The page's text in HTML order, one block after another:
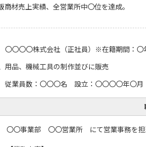
商材売上実績、全営業所中〇位を達成。
〇〇〇株式会社（正社員）※在籍期間：〇
品、機械工具の制作並びに販売
業員数：〇〇〇名 設立：〇〇〇〇年〇
〇〇事業部 〇〇営業所 にて営業事務を担